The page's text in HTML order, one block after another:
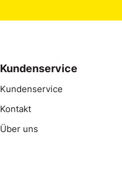
Kundenservice
Kundenservice
Kontakt
Über uns